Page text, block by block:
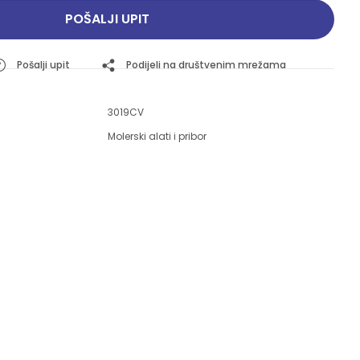
Pogledajte ponudu
Pogledajte ponudu
POŠALJI UPIT
Pošalji upit Podijeli na društvenim mrežama
3019CV
Molerski alati i pribor